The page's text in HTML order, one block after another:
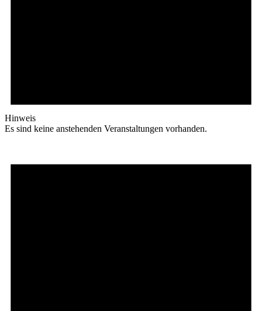
Hinweis
Es sind keine anstehenden Veranstaltungen vorhanden.